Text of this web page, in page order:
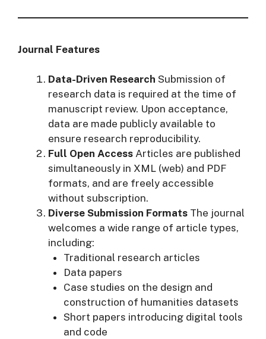
Journal Features
Data-Driven Research Submission of
research data is required at the time of
manuscript review. Upon acceptance,
data are made publicly available to
ensure research reproducibility.
Full Open Access Articles are published
simultaneously in XML (web) and PDF
formats, and are freely accessible
without subscription.
Diverse Submission Formats The journal
welcomes a wide range of article types,
including:
Traditional research articles
Data papers
Case studies on the design and
construction of humanities datasets
Short papers introducing digital tools
and code